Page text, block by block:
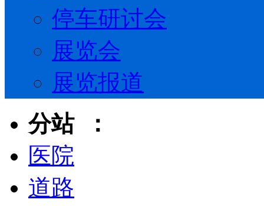
停车研讨会
展览会
展览报道
分站 ：
医院
道路